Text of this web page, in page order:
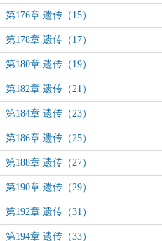
第176章 遗传（15）
第178章 遗传（17）
第180章 遗传（19）
第182章 遗传（21）
第184章 遗传（23）
第186章 遗传（25）
第188章 遗传（27）
第190章 遗传（29）
第192章 遗传（31）
第194章 遗传（33）